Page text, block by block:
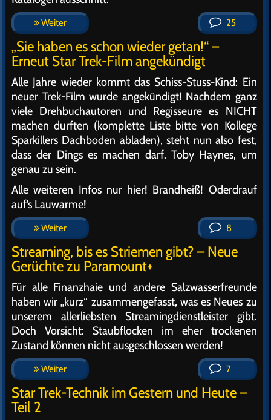
Weiter 25
„Sie haben es schon wieder getan!“ –
Erneut Star Trek-Film angekündigt
Alle Jahre wieder kommt das Schiss-Stuss-Kind: Ein
neuer Trek-Film wurde angekündigt! Nachdem ganz
viele Drehbuchautoren und Regisseure es NICHT
machen durften (komplette Liste bitte von Kollege
Sparkillers Dachboden abladen), steht nun also fest,
dass der Dings es machen darf. Toby Haynes, um
genau zu sein.
Alle weiteren Infos nur hier! Brandheiß! Oderdrauf
auf’s Lauwarme!
Weiter 8
Streaming, bis es Striemen gibt? – Neue
Gerüchte zu Paramount+
Für alle Finanzhaie und andere Salzwasserfreunde
haben wir „kurz“ zusammengefasst, was es Neues zu
unserem allerliebsten Streamingdienstleister gibt.
Doch Vorsicht: Staubflocken im eher trockenen
Zustand können nicht ausgeschlossen werden!
Weiter 7
Star Trek-Technik im Gestern und Heute –
Teil 2